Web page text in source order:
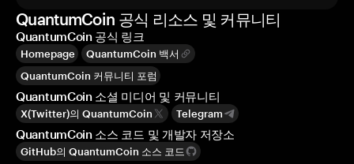
QuantumCoin 공식 리소스 및 커뮤니티
QuantumCoin 공식 링크
Homepage
QuantumCoin 백서
QuantumCoin 커뮤니티 포럼
QuantumCoin 소셜 미디어 및 커뮤니티
X(Twitter)의 QuantumCoin Telegram
QuantumCoin 소스 코드 및 개발자 저장소
GitHub의 QuantumCoin 소스 코드